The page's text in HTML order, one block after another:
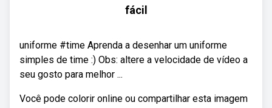
fácil
uniforme #time Aprenda a desenhar um uniforme
simples de time :) Obs: altere a velocidade de vídeo a
seu gosto para melhor ...
Você pode colorir online ou compartilhar esta imagem